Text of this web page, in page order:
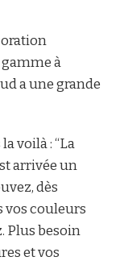
à
a une grande
voilà : “La
arrivée un
dès
couleurs
Plus besoin
et vos